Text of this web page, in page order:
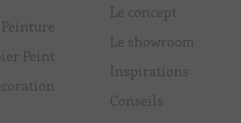
Peinture
Peint
Le concept
Le showroom
Inspirations
Conseils